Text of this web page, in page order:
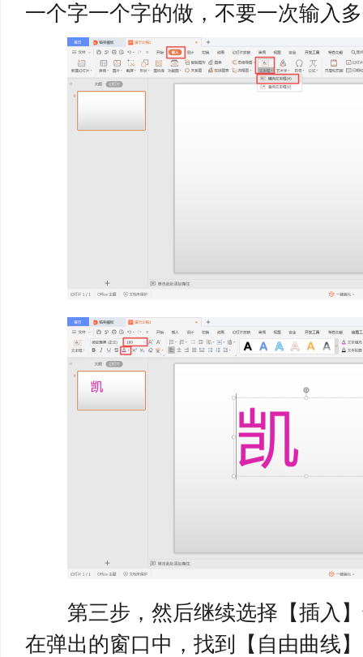
一个字一个字的做，不要一次输入
第三步，然后继续选择【插入】
在弹出的窗口中，找到【自由曲线